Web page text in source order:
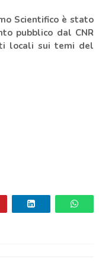
Scientifico è stato
pubblico dal CNR
locali sui temi del